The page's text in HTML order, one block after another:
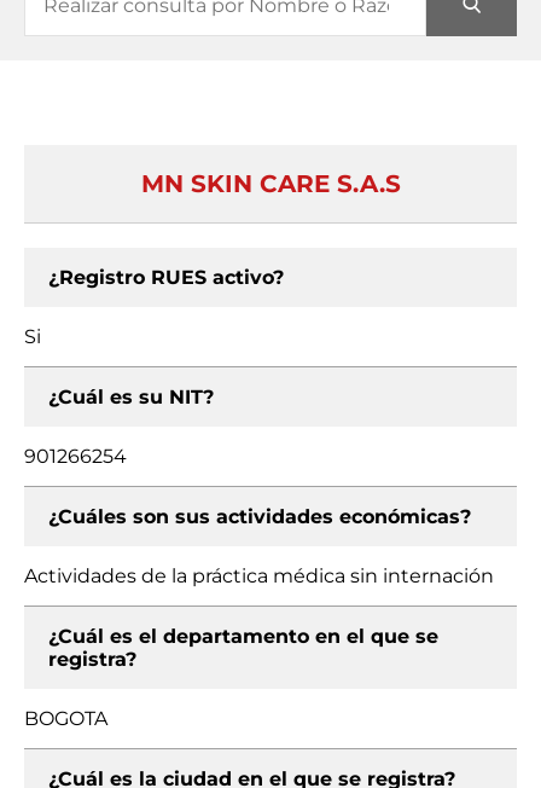
MN SKIN CARE S.A.S
¿Registro RUES activo?
Si
¿Cuál es su NIT?
901266254
¿Cuáles son sus actividades económicas?
Actividades de la práctica médica sin internación
¿Cuál es el departamento en el que se
registra?
BOGOTA
¿Cuál es la ciudad en el que se registra?